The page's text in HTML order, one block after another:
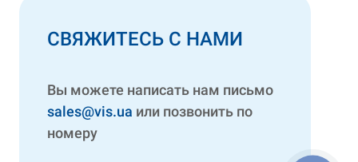
СВЯЖИТЕСЬ С НАМИ
Вы можете написать нам письмо
sales@vis.ua или позвонить по
номеру